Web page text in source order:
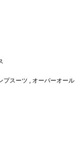
プスーツ , オーバーオール